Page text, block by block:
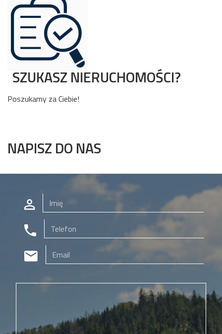
SZUKASZ NIERUCHOMOŚCI?
Poszukamy za Ciebie!
NAPISZ DO NAS